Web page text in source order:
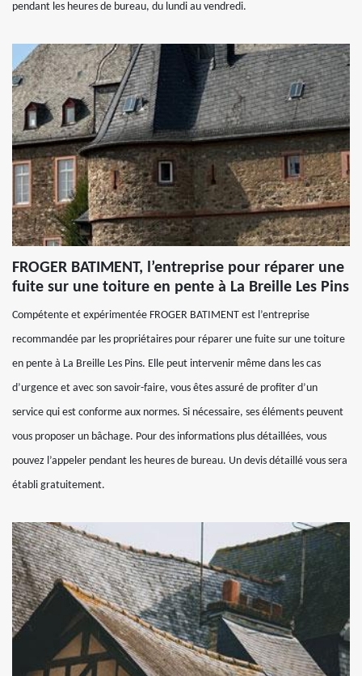
pendant les heures de bureau, du lundi au vendredi.
FROGER BATIMENT, l’entreprise pour réparer une
fuite sur une toiture en pente à La Breille Les Pins
Compétente et expérimentée FROGER BATIMENT est l’entreprise
recommandée par les propriétaires pour réparer une fuite sur une toiture
en pente à La Breille Les Pins. Elle peut intervenir même dans les cas
d’urgence et avec son savoir-faire, vous êtes assuré de profiter d’un
service qui est conforme aux normes. Si nécessaire, ses éléments peuvent
vous proposer un bâchage. Pour des informations plus détaillées, vous
pouvez l’appeler pendant les heures de bureau. Un devis détaillé vous sera
établi gratuitement.